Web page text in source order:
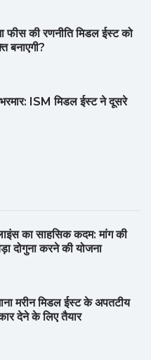
फीस की रणनीति मिडल ईस्ट को
बनाएगी?
ISM मिडल ईस्ट ने दूसरे
का साहसिक कदम: मांग की
दोगुना करने की योजना
मरीन मिडल ईस्ट के अपतटीय
देने के लिए तैयार